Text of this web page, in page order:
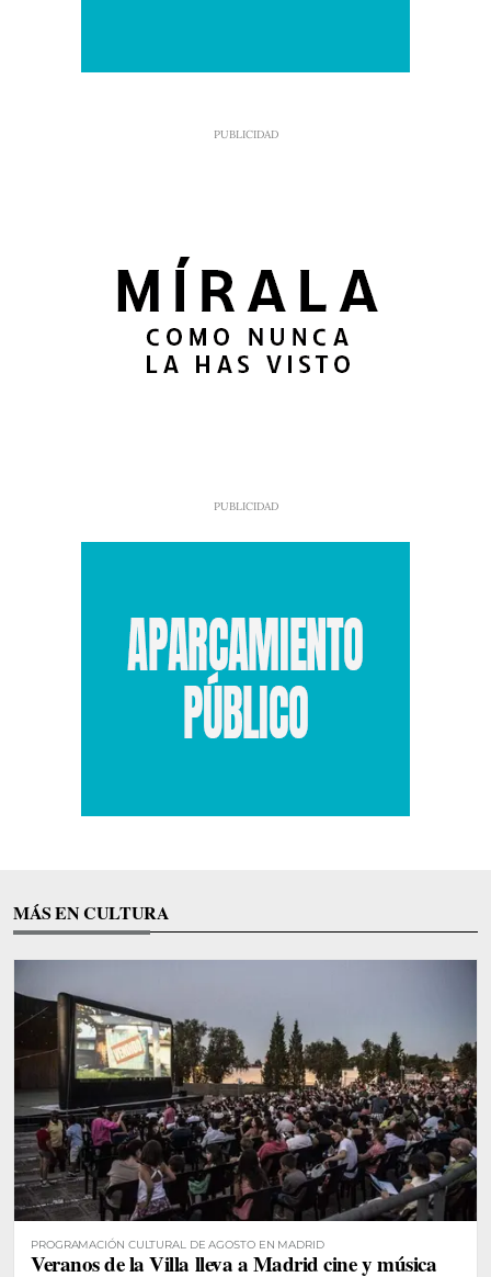
MÁS EN CULTURA
PROGRAMACIÓN CULTURAL DE AGOSTO EN MADRID
Veranos de la Villa lleva a Madrid cine y música